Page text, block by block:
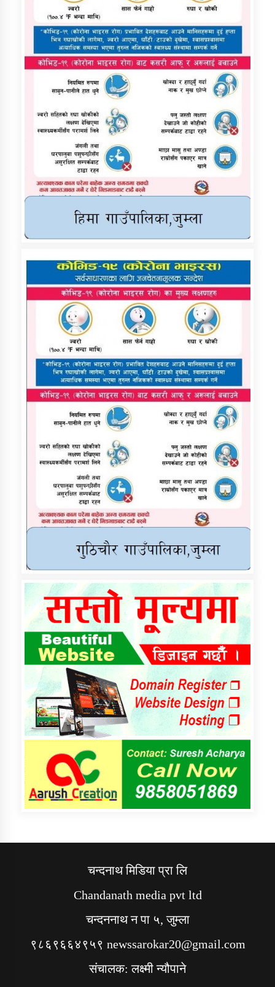
चन्दनाथ मिडिया प्रा लि
Chandanath media pvt ltd
चन्दननाथ न पा ५, जुम्ला
९८६९६६४९५९ newssarokar20@gmail.com
संचालक: लक्ष्मी न्यौपाने